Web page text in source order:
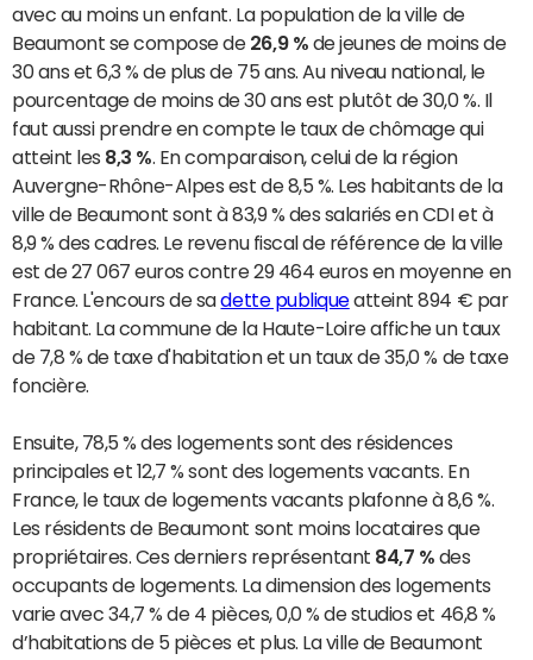
avec au moins un enfant. La population de la ville de
Beaumont se compose de 26,9 % de jeunes de moins de
30 ans et 6,3 % de plus de 75 ans. Au niveau national, le
pourcentage de moins de 30 ans est plutôt de 30,0 %. Il
faut aussi prendre en compte le taux de chômage qui
atteint les 8,3 % . En comparaison, celui de la région
Auvergne-Rhône-Alpes est de 8,5 %. Les habitants de la
ville de Beaumont sont à 83,9 % des salariés en CDI et à
8,9 % des cadres. Le revenu fiscal de référence de la ville
est de 27 067 euros contre 29 464 euros en moyenne en
France. L'encours de sadette publiqueatteint 894 € par
habitant. La commune de la Haute-Loire affiche un taux
de 7,8 % de taxe d'habitation et un taux de 35,0 % de taxe
foncière.
Ensuite, 78,5 % des logements sont des résidences
principales et 12,7 % sont des logements vacants. En
France, le taux de logements vacants plafonne à 8,6 %.
Les résidents de Beaumont sont moins locataires que
propriétaires. Ces derniers représentant 84,7 % des
occupants de logements. La dimension des logements
varie avec 34,7 % de 4 pièces, 0,0 % de studios et 46,8 %
d’habitations de 5 pièces et plus. La ville de Beaumont